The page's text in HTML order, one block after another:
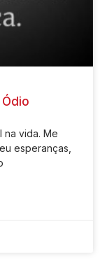
na vida. Me
esperanças,